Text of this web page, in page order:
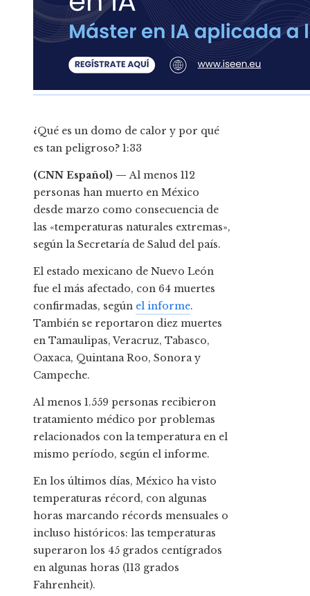
¿Qué es un domo de calor y por qué
es tan peligroso? 1:33
(CNN Español) —Al menos 112
personas han muerto en México
desde marzo como consecuencia de
las «temperaturas naturales extremas»,
según la Secretaría de Salud del país.
El estado mexicano de Nuevo León
fue el más afectado, con 64 muertes
confirmadas, según el informe.
También se reportaron diez muertes
en Tamaulipas, Veracruz, Tabasco,
Oaxaca, Quintana Roo, Sonora y
Campeche.
Al menos 1.559 personas recibieron
tratamiento médico por problemas
relacionados con la temperatura en el
mismo período, según el informe.
En los últimos días, México ha visto
temperaturas récord, con algunas
horas marcando récords mensuales o
incluso históricos: las temperaturas
superaron los 45 grados centígrados
en algunas horas (113 grados
Fahrenheit).